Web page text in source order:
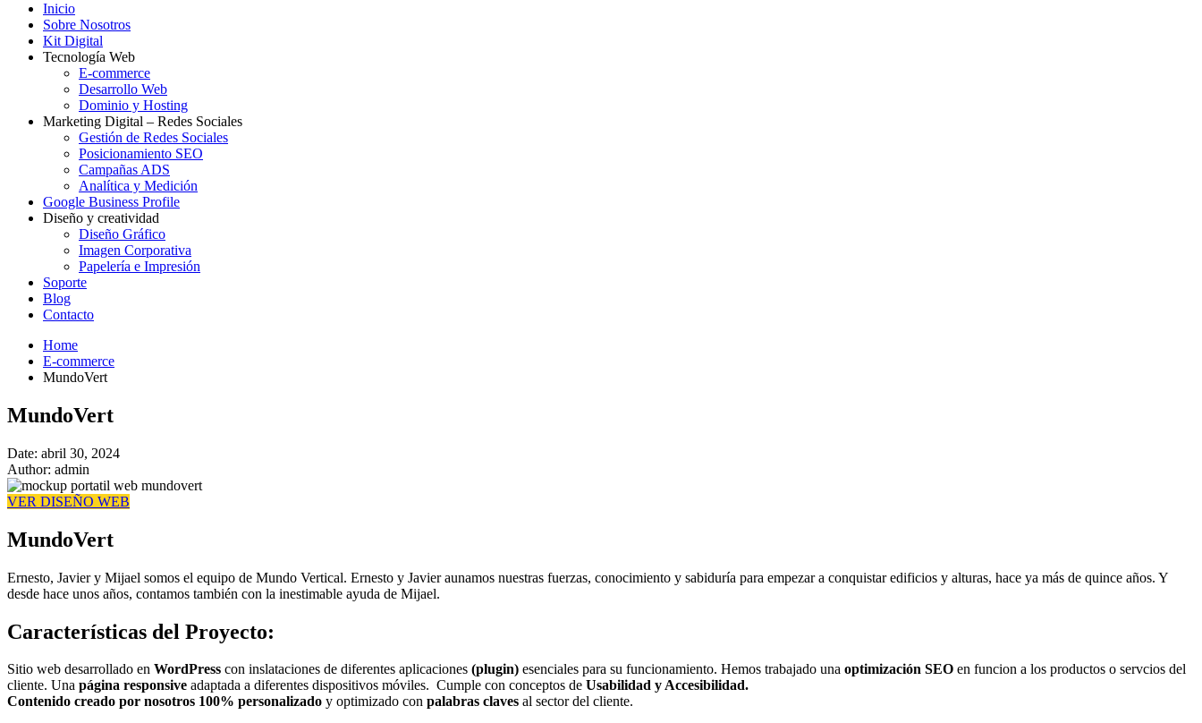
Inicio
Sobre Nosotros
Kit Digital
Tecnología Web
E-commerce
Desarrollo Web
Dominio y Hosting
Marketing Digital – Redes Sociales
Gestión de Redes Sociales
Posicionamiento SEO
Campañas ADS
Analítica y Medición
Google Business Profile
Diseño y creatividad
Diseño Gráfico
Imagen Corporativa
Papelería e Impresión
Soporte
Blog
Contacto
Home
E-commerce
MundoVert
MundoVert
Date: abril 30, 2024
Author: admin
VER DISEÑO WEB
MundoVert
Ernesto, Javier y Mijael somos el equipo de Mundo Vertical. Ernesto y Javier aunamos nuestras fuerzas, conocimiento y sabiduría para empezar a conquistar edificios y alturas, hace ya más de quince años. Y
desde hace unos años, contamos también con la inestimable ayuda de Mijael.
Características del Proyecto:
Sitio web desarrollado en WordPress con inslataciones de diferentes aplicaciones (plugin) esenciales para su funcionamiento. Hemos trabajado una optimización SEO en funcion a los productos o servcios del
cliente. Una página responsive adaptada a diferentes dispositivos móviles. Cumple con conceptos de Usabilidad y Accesibilidad.
Contenido creado por nosotros 100% personalizado y optimizado con palabras claves al sector del cliente.